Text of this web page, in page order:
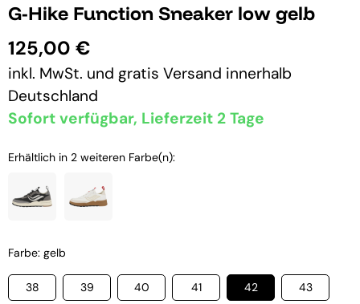
G-Hike Function Sneaker low gelb
125,00 €
inkl. MwSt. und gratis Versand innerhalb
Deutschland
Sofort verfügbar, Lieferzeit 2 Tage
Erhältlich in 2 weiteren Farbe(n):
Farbe: gelb
38 39 40 41 42 43